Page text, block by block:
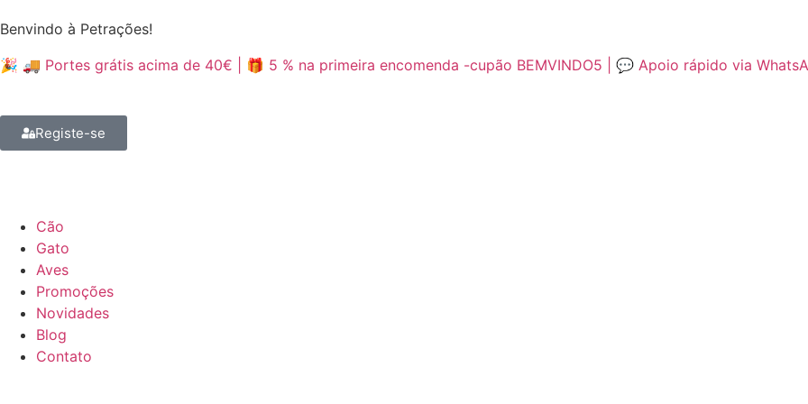
Benvindo à Petrações!
🎉 🚚 Portes grátis acima de 40€ | 🎁 5 % na primeira encomenda -cupão BEMVINDO5 | 💬 Apoio rápido via
Registe-se
Cão
Gato
Aves
Promoções
Novidades
Blog
Contato